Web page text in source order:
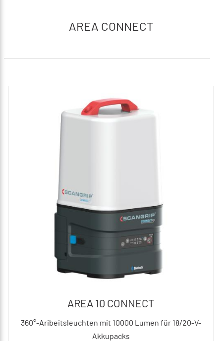
AREA CONNECT
AREA 10 CONNECT
360°-Aribeitsleuchten mit 10000 Lumen für 18/20-V-
Akkupacks